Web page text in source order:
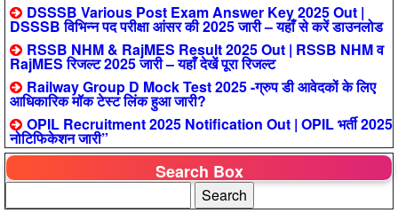
DSSSB Various Post Exam Answer Key 2025 Out |
DSSSB विभिन्न पद परीक्षा आंसर की 2025 जारी – यहाँ से करें डाउनलोड
RSSB NHM & RajMES Result 2025 Out | RSSB NHM व
RajMES रिजल्ट 2025 जारी – यहाँ देखें पूरा रिजल्ट
Railway Group D Mock Test 2025 -ग्रुप डी आवेदकों के लिए
आधिकारिक मॉक टेस्ट लिंक हुआ जारी?
OPIL Recruitment 2025 Notification Out | OPIL भर्ती 2025
नोटिफिकेशन जारी”
Search Box